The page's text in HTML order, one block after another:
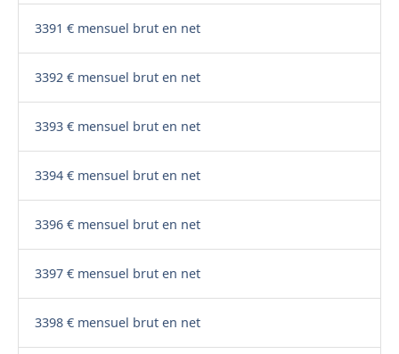
3391 € mensuel brut en net
3392 € mensuel brut en net
3393 € mensuel brut en net
3394 € mensuel brut en net
3396 € mensuel brut en net
3397 € mensuel brut en net
3398 € mensuel brut en net